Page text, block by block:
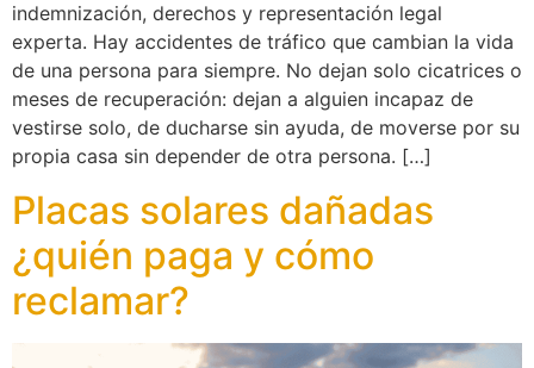
indemnización, derechos y representación legal
experta. Hay accidentes de tráfico que cambian la vida
de una persona para siempre. No dejan solo cicatrices o
meses de recuperación: dejan a alguien incapaz de
vestirse solo, de ducharse sin ayuda, de moverse por su
propia casa sin depender de otra persona. […]
Placas solares dañadas
¿quién paga y cómo
reclamar?